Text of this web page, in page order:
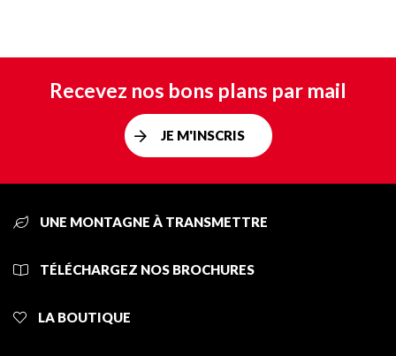
Recevez nos bons plans par mail
JE M'INSCRIS
UNE MONTAGNE À TRANSMETTRE
TÉLÉCHARGEZ NOS BROCHURES
LA BOUTIQUE